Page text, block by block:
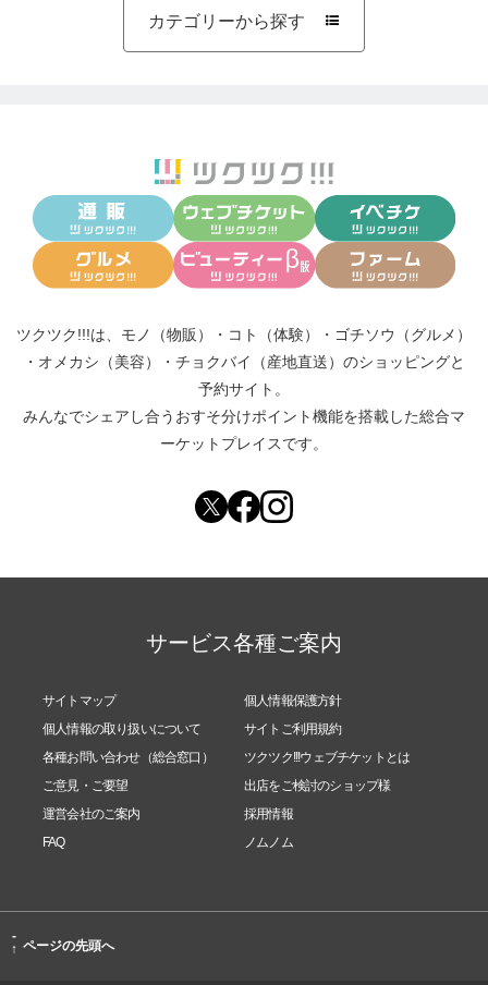
ら、ご連絡いただけます。
━୨୧━・━୨୧━・━୨୧━
━୨୧━・━୨୧━・━୨୧━
◇スタジオミナヨ1番人気『ルビーセット』
▶︎▶︎https://ticket.tsuku2.jp/eventsDetail.php?ecd=23
オススメ関連 チケット
━୨୧━・━୨୧━・━୨୧━
カテゴリーから探す 
ツクツク!!!は、 モノ（物販） ・ コト（体験） ・ ゴチソウ（グルメ）
・ オメカシ（美容） ・ チョクバイ（産地直送） のショッピングと
予約サイト。
みんなでシェアし合う おすそ分けポイント機能を搭載した総合マ
ーケットプレイスです。
サービス各種ご案内
サイトマップ
個人情報保護方針
個人情報の取り扱いについて
サイトご利用規約
各種お問い合わせ（総合窓口）
ツクツク!!!ウェブチケットとは
ご意見・ご要望
出店をご検討のショップ様
運営会社のご案内
採用情報
FAQ
ノムノム
-
↑ ページの先頭へ